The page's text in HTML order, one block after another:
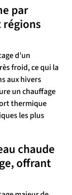
par
régions
d’un
froid, ce qui la
aux hivers
un chauffage
thermique
les plus
chaude
offrant